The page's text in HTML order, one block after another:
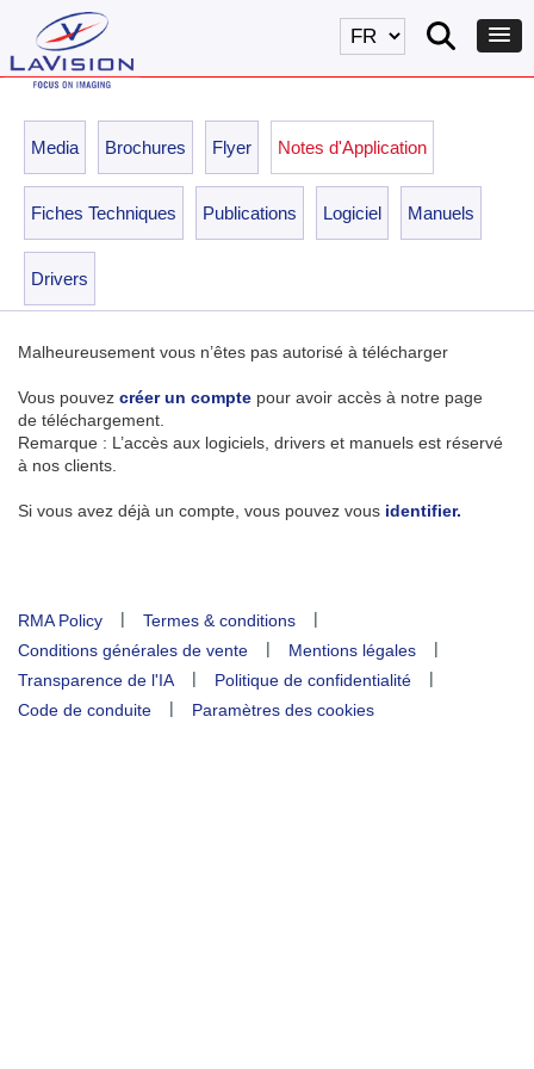
Media Brochures Flyer Notes d'Application
Fiches Techniques Publications Logiciel Manuels
Drivers
Malheureusement vous n’êtes pas autorisé à télécharger
Vous pouvez créer un compte pour avoir accès à notre page
de téléchargement.
Remarque : L’accès aux logiciels, drivers et manuels est réservé
à nos clients.
Si vous avez déjà un compte, vous pouvez vous identifier.
RMA Policy | Termes & conditions
|
Conditions générales de vente
| Mentions légales
|
Transparence de l'IA
| Politique de confidentialité
|
Code de conduite
| Paramètres des cookies